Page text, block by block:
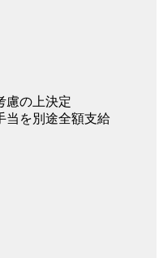
慮の上決定
当を別途全額支給